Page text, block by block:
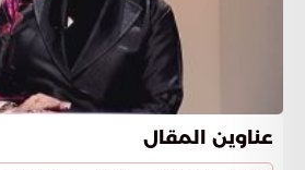
عناوين المقال